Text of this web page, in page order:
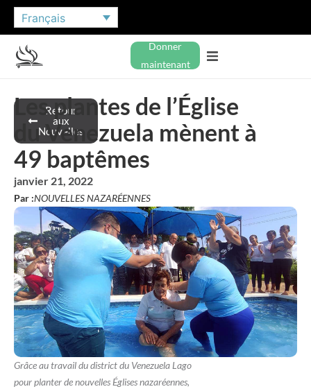
Français
Donner
maintenant
Retour
aux
Nouvelles
Les plantes de l’Église
du Venezuela mènent à
49 baptêmes
janvier 21, 2022
Par :NOUVELLES NAZARÉENNES
Grâce au travail du district du Venezuela Lago
pour planter de nouvelles Églises nazaréennes,